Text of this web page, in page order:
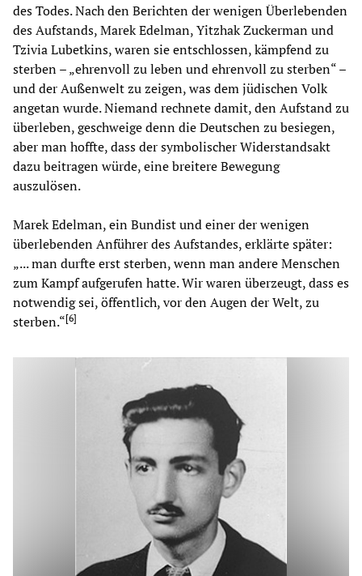
des Todes. Nach den Berichten der wenigen Überlebenden
des Aufstands, Marek Edelman, Yitzhak Zuckerman und
Tzivia Lubetkins, waren sie entschlossen, kämpfend zu
sterben – „ehrenvoll zu leben und ehrenvoll zu sterben“ –
und der Außenwelt zu zeigen, was dem jüdischen Volk
angetan wurde. Niemand rechnete damit, den Aufstand zu
überleben, geschweige denn die Deutschen zu besiegen,
aber man hoffte, dass der symbolischer Widerstandsakt
dazu beitragen würde, eine breitere Bewegung
auszulösen.
Marek Edelman, ein Bundist und einer der wenigen
überlebenden Anführer des Aufstandes, erklärte später:
„... man durfte erst sterben, wenn man andere Menschen
zum Kampf aufgerufen hatte. Wir waren überzeugt, dass es
notwendig sei, öffentlich, vor den Augen der Welt, zu
sterben.“[6]